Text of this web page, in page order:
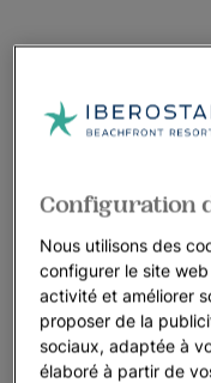
Configuration
Nous utilisons des
configurer le site
activité et améliorer
proposer de la
sociaux, adaptée à
élaboré à partir de